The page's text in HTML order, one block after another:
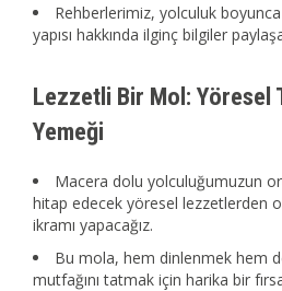
Rehberlerimiz, yolculuk
yapısı hakkında ilginç bilgiler
Lezzetli Bir Mol: Yöresel
Yemeği
Macera dolu yolculuğumuzun
hitap edecek yöresel lezzetlerden
ikramı yapacağız.
Bu mola, hem dinlenmek hem
mutfağını tatmak için harika bir